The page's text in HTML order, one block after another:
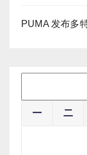
PUMA 发布多
一 二